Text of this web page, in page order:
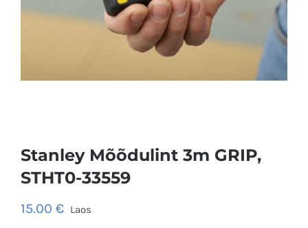
Stanley Mõõdulint 3m GRIP,
STHT0-33559
15.00 € Laos